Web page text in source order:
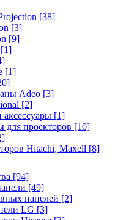
[38]
[3]
[9]
[1]
[1]
Adeo [3]
[2]
[1]
проекторов [10]
Hitachi, Maxell [8]
[94]
[49]
панелей [2]
LG [3]